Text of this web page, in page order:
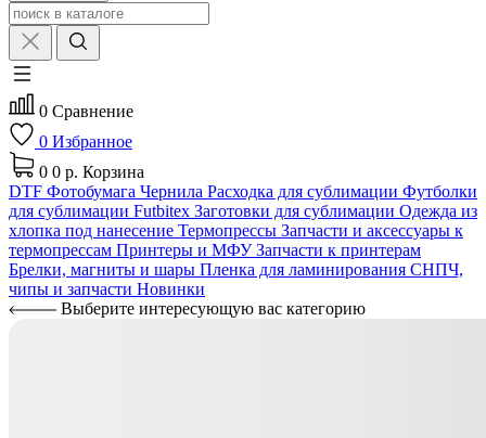
0 Сравнение
0 Избранное
0 0 р. Корзина
DTF Фотобумага Чернила Расходка для сублимации Футболки
для сублимации Futbitex Заготовки для сублимации Одежда из
хлопка под нанесение Термопрессы Запчасти и аксессуары к
термопрессам Принтеры и МФУЗапчасти к принтерам
Брелки, магниты и шары Пленка для ламинирования СНПЧ,
чипы и запчасти Новинки
Выберите интересующую вас категорию